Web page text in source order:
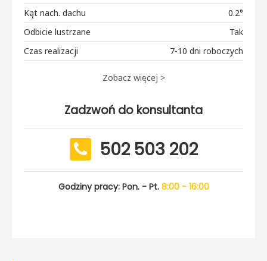
Kąt nach. dachu
0.2°
Odbicie lustrzane
Tak
Czas realizacji
7-10 dni roboczych
Zobacz więcej >
Zadzwoń do konsultanta
502 503 202
Godziny pracy: Pon. - Pt. 8:00 - 16:00